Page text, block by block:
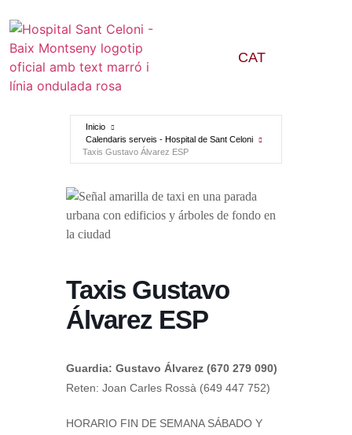
CAT
Inicio
Calendaris serveis - Hospital de Sant Celoni
Taxis Gustavo Álvarez ESP
Taxis Gustavo
Álvarez ESP
Guardia: Gustavo Álvarez (670 279 090)
Reten: Joan Carles Rossà (649 447 752)
HORARIO FIN DE SEMANA SÁBADO Y